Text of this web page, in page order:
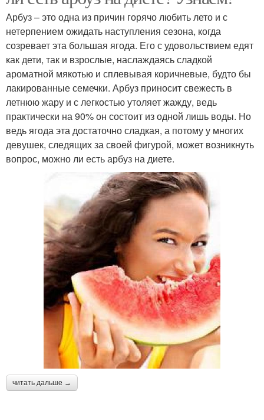
Арбуз – это одна из причин горячо любить лето и с
нетерпением ожидать наступления сезона, когда
созревает эта большая ягода. Его с удовольствием едят
как дети, так и взрослые, наслаждаясь сладкой
ароматной мякотью и сплевывая коричневые, будто бы
лакированные семечки. Арбуз приносит свежесть в
летнюю жару и с легкостью утоляет жажду, ведь
практически на 90% он состоит из одной лишь воды. Но
ведь ягода эта достаточно сладкая, а потому у многих
девушек, следящих за своей фигурой, может возникнуть
вопрос, можно ли есть арбуз на диете.
читать дальше →